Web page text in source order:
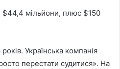
$44,4 мільйони, плюс $150
Українська компанія
перестати судитися». На